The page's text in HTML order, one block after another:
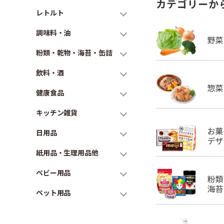
レトルト
調味料・油
粉類・乾物・海苔・缶詰
飲料・酒
健康食品
キッチン雑貨
日用品
紙用品・生理用品他
ベビー用品
ペット用品
カテゴリーか